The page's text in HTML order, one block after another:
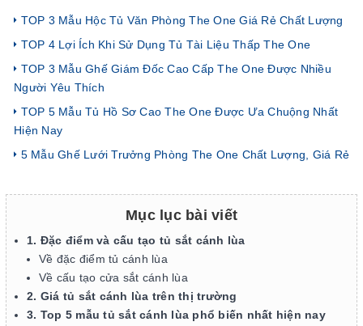
TOP 3 Mẫu Hộc Tủ Văn Phòng The One Giá Rẻ Chất Lượng
TOP 4 Lợi Ích Khi Sử Dụng Tủ Tài Liệu Thấp The One
TOP 3 Mẫu Ghế Giám Đốc Cao Cấp The One Được Nhiều
Người Yêu Thích
TOP 5 Mẫu Tủ Hồ Sơ Cao The One Được Ưa Chuộng Nhất
Hiện Nay
5 Mẫu Ghế Lưới Trưởng Phòng The One Chất Lượng, Giá Rẻ
Mục lục bài viết
1. Đặc điểm và cấu tạo tủ sắt cánh lùa
Về đặc điểm tủ cánh lùa
Về cấu tạo cửa sắt cánh lùa
2. Giá tủ sắt cánh lùa trên thị trường
3. Top 5 mẫu tủ sắt cánh lùa phổ biến nhất hiện nay